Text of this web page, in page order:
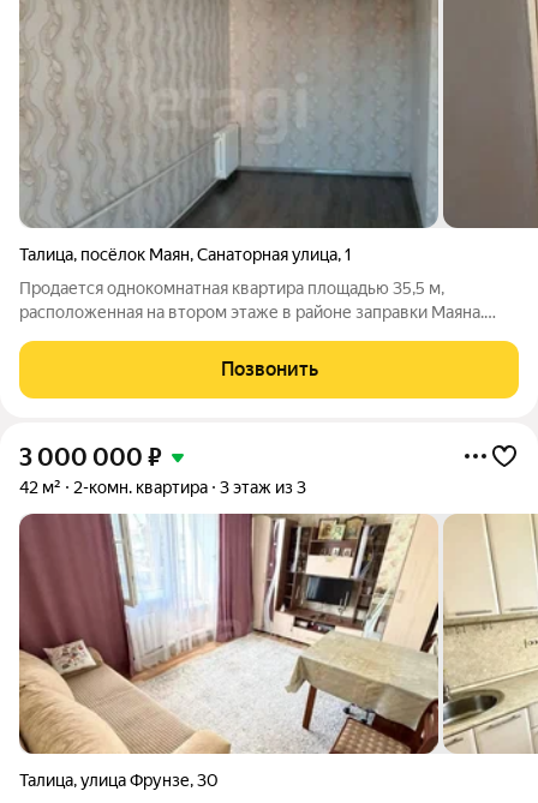
Талица, посёлок Маян,Санаторная улица,1
Продается однокомнатная квартира площадью 35,5 м,
расположенная на втором этаже в районе заправки Маяна.
продуманной планировки, которая включает изолированную
комнату и функциональную кухню.
Позвонить
3 000 000 ₽
42 м² 2-комн. квартира 3 этаж из 3
Талица,улица Фрунзе,30